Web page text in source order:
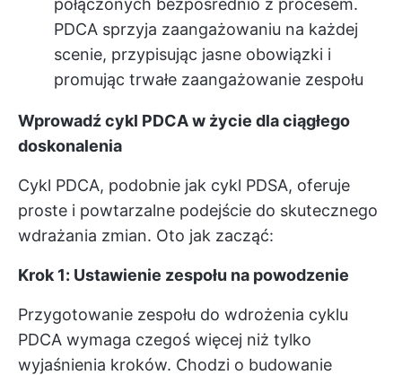
połączonych bezpośrednio z procesem.
PDCA sprzyja zaangażowaniu na każdej
scenie, przypisując jasne obowiązki i
promując trwałe zaangażowanie zespołu
Wprowadź cykl PDCA w życie dla ciągłego
doskonalenia
Cykl PDCA, podobnie jak cykl PDSA, oferuje
proste i powtarzalne podejście do skutecznego
wdrażania zmian. Oto jak zacząć:
Krok 1: Ustawienie zespołu na powodzenie
Przygotowanie zespołu do wdrożenia cyklu
PDCA wymaga czegoś więcej niż tylko
wyjaśnienia kroków. Chodzi o budowanie